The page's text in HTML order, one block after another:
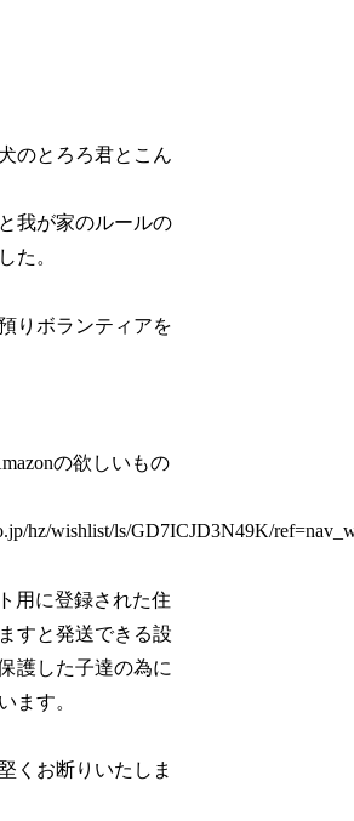
のとろろ君とこん
我が家のルールの
た。
りボランティアを
の欲しいもの
hz/wishlist/ls/GD7ICJD3N49K/
用に登録された住
すと発送できる設
護した子達の為に
ます。
くお断りいたしま